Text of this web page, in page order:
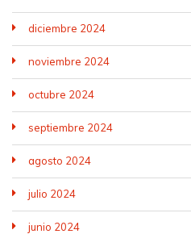
diciembre 2024
noviembre 2024
octubre 2024
septiembre 2024
agosto 2024
julio 2024
junio 2024